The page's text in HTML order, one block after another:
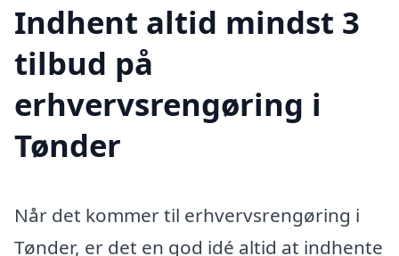
Indhent altid mindst 3
tilbud på
erhvervsrengøring i
Tønder
Når det kommer til erhvervsrengøring i
Tønder, er det en god idé altid at indhente